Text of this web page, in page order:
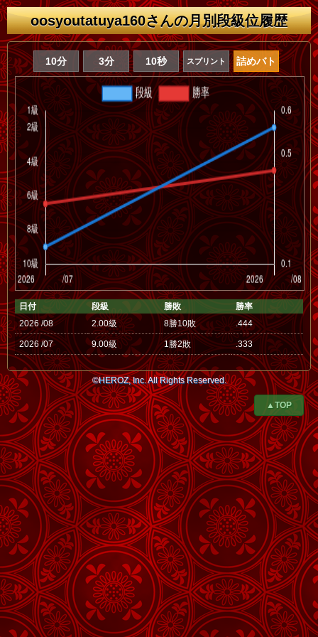
oosyoutatuya160さんの月別段級位履歴
10分 3分 10秒 スプリント 詰めバト
日付 段級 勝敗
勝率
2026 /08
2.00級 8勝10敗 .444
2026 /07 9.00級 1勝2敗 .333
©HEROZ, Inc. All Rights Reserved.
▲TOP